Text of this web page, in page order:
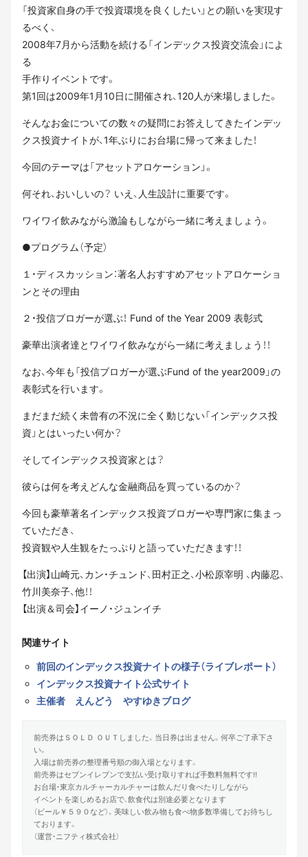
「投資家自身の手で投資環境を良くしたい」との願いを実現す
るべく、
2008年7月から活動を続ける「インデックス投資交流会」によ
る
手作りイベントです。
第1回は2009年1月10日に開催され、120人が来場しました。
そんなお金についての数々の疑問にお答えしてきたインデッ
クス投資ナイトが、1年ぶりにお台場に帰って来ました！
今回のテーマは「アセットアロケーション」。
何それ、おいしいの？ いえ、人生設計に重要です。
ワイワイ飲みながら激論もしながら一緒に考えましょう。
●プログラム（予定）
１・ディスカッション：著名人おすすめアセットアロケーショ
ンとその理由
２・投信ブロガーが選ぶ！ Fund of the Year 2009 表彰式
豪華出演者達とワイワイ飲みながら一緒に考えましょう！！
なお、今年も「投信ブロガーが選ぶFund of the year2009」の
表彰式を行います。
まだまだ続く未曾有の不況に全く動じない「インデックス投
資」とはいったい何か？
そしてインデックス投資家とは？
彼らは何を考えどんな金融商品を買っているのか？
今回も豪華著名インデックス投資ブロガーや専門家に集まっ
ていただき、
投資観や人生観をたっぷりと語っていただきます！！
【出演】山崎元、カン・チュンド、田村正之、小松原宰明 、内藤忍、
竹川美奈子、他！！
【出演＆司会】イーノ・ジュンイチ
関連サイト
前回のインデックス投資ナイトの様子（ライブレポート）
インデックス投資ナイト公式サイト
主催者 えんどう やすゆきブログ
前売券はＳＯＬＤ ＯＵＴしました。当日券は出ません。何卒ご了承下さ
い。
入場は前売券の整理番号順の御入場となります。
前売券はセブンイレブンで支払い受け取りすれば手数料無料です!!
お台場・東京カルチャーカルチャーは飲んだり食べたりしながら
イベントを楽しめるお店で、飲食代は別途必要となります
（ビール￥５９０など）。美味しい飲み物も食べ物多数準備してお待ちし
ております。
（運営・ニフティ株式会社）